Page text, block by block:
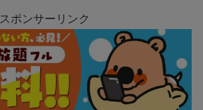
スポンサーリンク